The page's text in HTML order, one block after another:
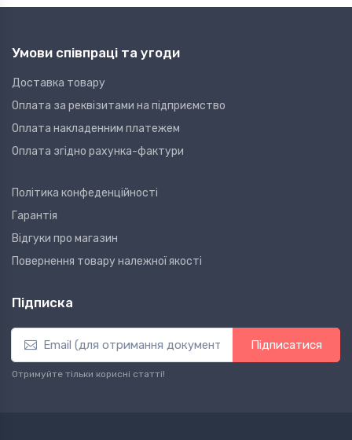
Умови співпраці та угоди
Доставка товару
Оплата за реквізитами на підприємство
Оплата накладенним платежем
Оплата згідно рахунка-фактури
Політика конфеденційності
Гарантія
Відгуки про магазин
Повернення товару належної якості
Підписка
Підписатися
Отримуйте тільки корисні статті!